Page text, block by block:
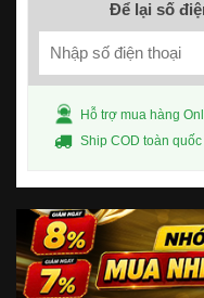
Để lại số
Hỗ trợ mua hàng
Ship COD toàn quốc